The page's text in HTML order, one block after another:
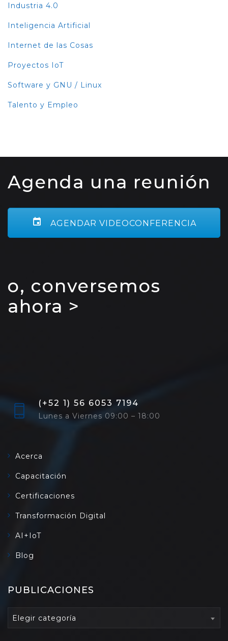
Industria 4.0
Inteligencia Artificial
Internet de las Cosas
Proyectos IoT
Software y GNU / Linux
Talento y Empleo
Agenda una reunión
AGENDAR VIDEOCONFERENCIA
o, conversemos
ahora >
(+52 1) 56 6053 7194
Lunes a Viernes 09:00 – 18:00
Acerca
Capacitación
Certificaciones
Transformación Digital
AI+IoT
Blog
PUBLICACIONES
PUBLICACIONES
Elegir categoría